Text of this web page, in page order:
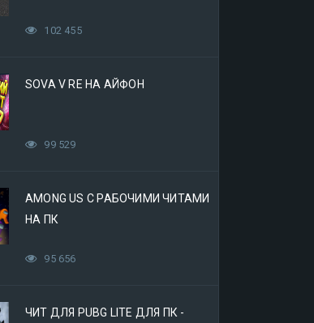
102 455
SOVA V RE НА АЙФОН
99 529
AMONG US С РАБОЧИМИ ЧИТАМИ
НА ПК
95 656
ЧИТ ДЛЯ PUBG LITE ДЛЯ ПК -